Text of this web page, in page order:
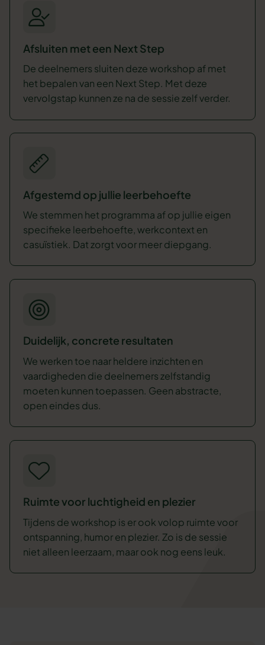
Afsluiten met een Next Step
De deelnemers sluiten deze workshop af met
het bepalen van een Next Step. Met deze
vervolgstap kunnen ze na de sessie zelf verder.
Afgestemd op jullie leerbehoefte
We stemmen het programma af op jullie eigen
specifieke leerbehoefte, werkcontext en
casuïstiek. Dat zorgt voor meer diepgang.
Duidelijk, concrete resultaten
We werken toe naar heldere inzichten en
vaardigheden die deelnemers zelfstandig
moeten kunnen toepassen. Geen abstracte,
open eindes dus.
Ruimte voor luchtigheid en plezier
Tijdens de workshop is er ook volop ruimte voor
ontspanning, humor en plezier. Zo is de sessie
niet alleen leerzaam, maar ook nog eens leuk.